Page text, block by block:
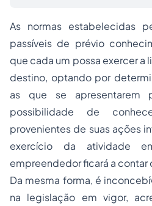
As normas estabelecidas
passíveis de prévio
que cada um possa exercer a
destino, optando por
as que se apresentarem
possibilidade de
provenientes de suas ações
exercício da atividade
empreendedor ficará a contar
Da mesma forma, é
na legislação em vigor,